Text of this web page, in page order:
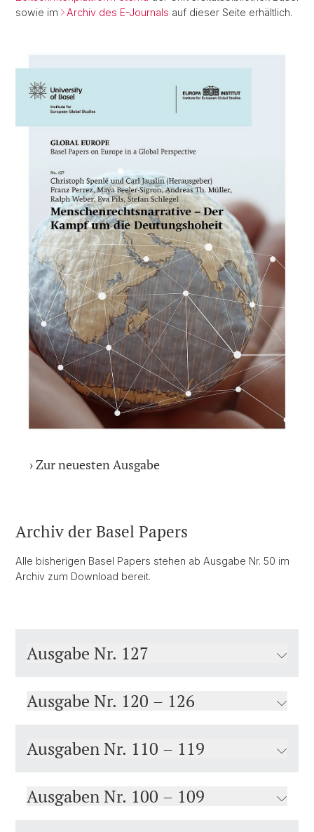
sowie im
Archiv des E-Journals auf dieser Seite erhältlich.
› Zur neuesten Ausgabe
Archiv der Basel Papers
Alle bisherigen Basel Papers stehen ab Ausgabe Nr. 50 im
Archiv zum Download bereit.
Ausgabe Nr. 127
Ausgabe Nr. 120 – 126
Ausgaben Nr. 110 – 119
Ausgaben Nr. 100 – 109